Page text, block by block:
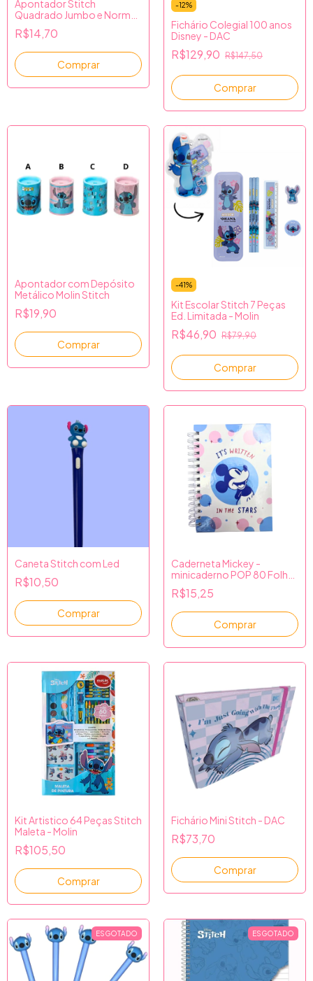
Apontador Stitch
Quadrado Jumbo e Normal
(2 furos) - Molin
R$14,70
Comprar
-12%
Fichário Colegial 100 anos
Disney - DAC
R$129,90 R$147,50
Apontador com Depósito
Metálico Molin Stitch
R$19,90
Comprar
-41%
Kit Escolar Stitch 7 Peças
Ed. Limitada - Molin
R$46,90 R$79,90
Caneta Stitch com Led
R$10,50
Caderneta Mickey -
minicaderno POP 80 Folhas
- Culturama
R$15,25
Kit Artistico 64 Peças Stitch
Maleta - Molin
R$105,50
Fichário Mini Stitch - DAC
R$73,70
ESGOTADO ESGOTADO